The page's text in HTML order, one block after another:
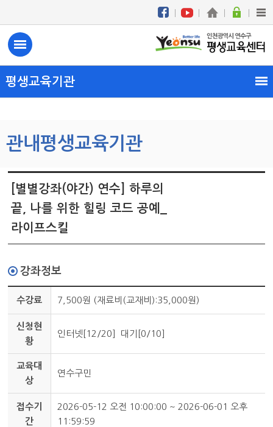
관내평생교육기관
평생교육기관
[별별강좌(야간) 연수] 하루의
끝, 나를 위한 힐링 코드 공예
라이프스킬
강좌정보
수강료 7,500원 (재료비(교재비):35,000원)
신청현
황
인터넷[12/20] 대기[0/10]
교육대
상
연수구민
접수기
간
2026-05-12 오전 10:00:00 ~ 2026-06-01 오후
11:59:59